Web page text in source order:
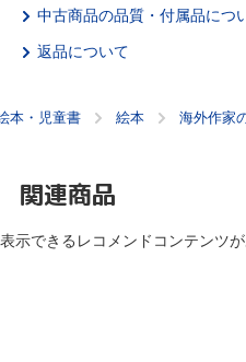
中古商品の品質・付属品につ
返品について
本・児童書 絵本 海外作家
関連商品
表示できるレコメンドコンテンツ